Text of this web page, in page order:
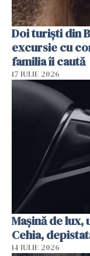
Doi turiști din
excursie cu
familia îi caută
17 IULIE 2026
Mașină de
Cehia,
14 IULIE 2026